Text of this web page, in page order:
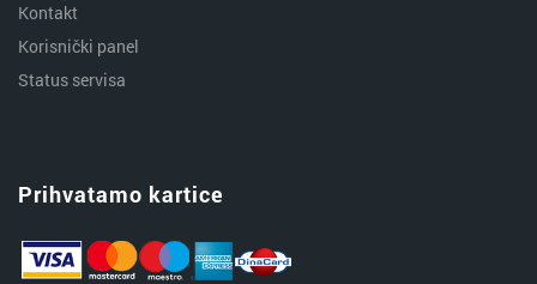
Kontakt
Korisnički panel
Status servisa
Prihvatamo kartice